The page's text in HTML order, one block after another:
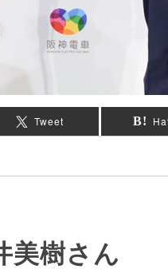
Tweet
美樹さん